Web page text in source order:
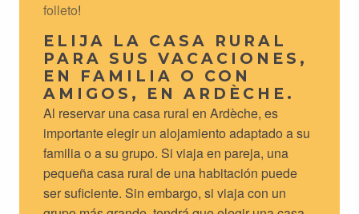
folleto!
ELIJA LA CASA RURAL
PARA SUS VACACIONES,
EN FAMILIA O CON
AMIGOS, EN ARDÈCHE.
Al reservar una casa rural en Ardèche, es
importante elegir un alojamiento adaptado a su
familia o a su grupo. Si viaja en pareja, una
pequeña casa rural de una habitación puede
ser suficiente. Sin embargo, si viaja con un